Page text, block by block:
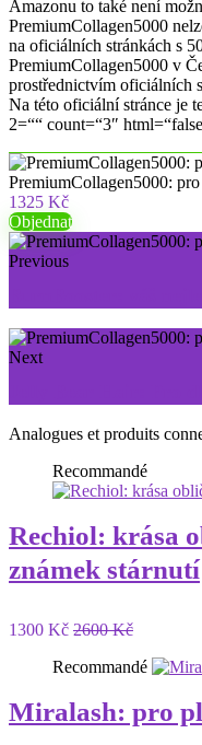
Amazonu to také není
PremiumCollagen5000
na oficiálních stránkách s
PremiumCollagen5000 v
prostřednictvím oficiálních
Na této oficiální stránce je
2=““ count=“3″
PremiumCollagen5000:
1325 Kč
Objednat
Previous
Next
Analogues et produits
Recommandé
Rechiol: krása
známek stárnutí
1300 Kč 2600 Kč
Recommandé
Miralash: pro